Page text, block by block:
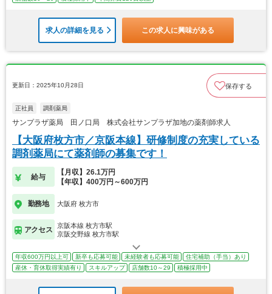
求人の詳細を見る この求人に興味がある
更新日：2025年10月28日 保存する
正社員 調剤薬局
サンプラザ薬局 田ノ口局 株式会社サンプラザ加地の薬剤師求人
【大阪府枚方市／京阪本線】研修制度の充実している
調剤薬局にて薬剤師の募集です！
給与
【月収】26.1万円
【年収】400万円～600万円
勤務地 大阪府 枚方市
アクセス
京阪本線 枚方市駅
京阪交野線 枚方市駅
年収600万円以上可 新卒も応募可能 未経験者も応募可能
住宅補助（手当）あり
産休・育休取得実績有り
スキルアップ 店舗数10～29 積極採用中